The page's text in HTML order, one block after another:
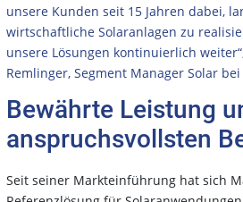
unsere Kunden seit 15 Jahren dabei,
wirtschaftliche Solaranlagen zu
unsere Lösungen kontinuierlich
Remlinger, Segment Manager Solar
Bewährte Leistung
anspruchsvollsten
Seit seiner Markteinführung hat sich